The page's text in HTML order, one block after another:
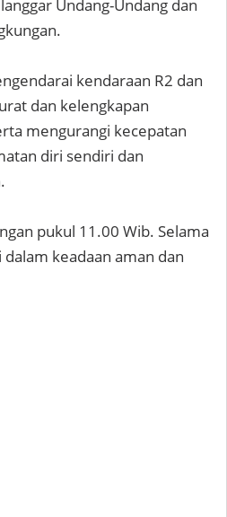
Undang-Undang dan
kendaraan R2 dan
dan kelengkapan
mengurangi kecepatan
diri sendiri dan
pukul 11.00 Wib. Selama
keadaan aman dan